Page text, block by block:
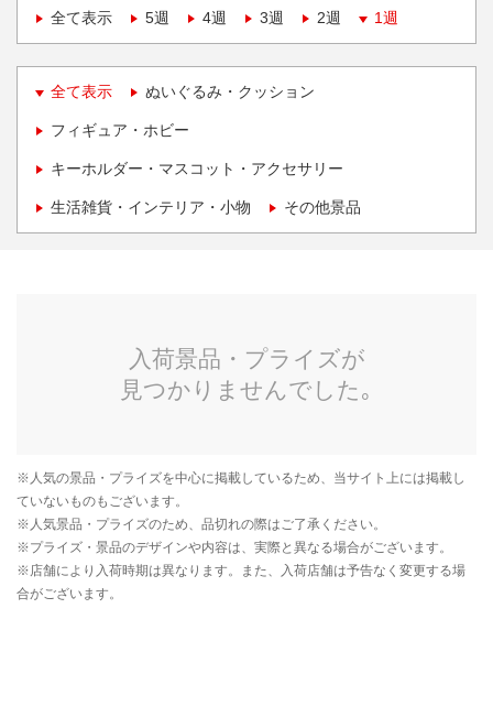
全て表示
5週 4週 3週 2週 1週
全て表示 ぬいぐるみ・クッション
フィギュア・ホビー
キーホルダー・マスコット・アクセサリー
生活雑貨・インテリア・小物 その他景品